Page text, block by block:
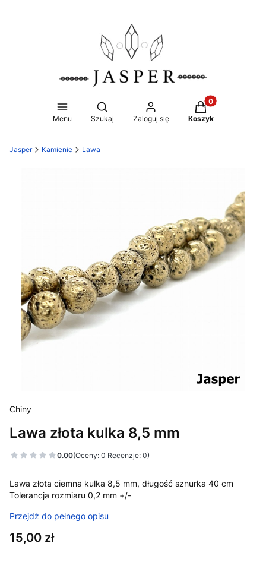
Menu
Otwórz wyszukiwarkę
Szukaj Zaloguj się
Produkty w
Koszyk
Jasper Kamienie Lawa
Chiny
Lawa złota kulka 8,5 mm
0.00(Oceny: 0 Recenzje: 0)
Lawa złota ciemna kulka 8,5 mm, długość sznurka 40 cm
Tolerancja rozmiaru 0,2 mm +/-
Przejdź do pełnego opisu
Cena
15,00 zł